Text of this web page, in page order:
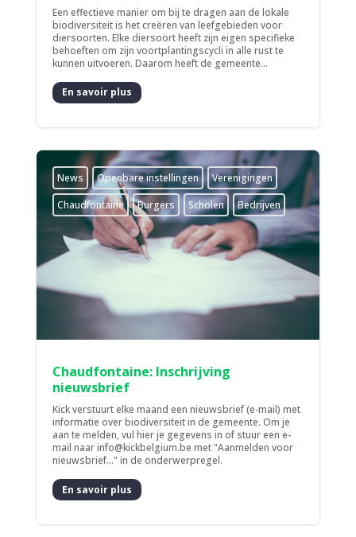
Een effectieve manier om bij te dragen aan de lokale
biodiversiteit is het creëren van leefgebieden voor
diersoorten. Elke diersoort heeft zijn eigen specifieke
behoeften om zijn voortplantingscycli in alle rust te
kunnen uitvoeren. Daarom heeft de gemeente...
En savoir plus
News ­Openbare instellingen
­Verenigingen
Chaudfontaine
Burgers Scholen Bedrijven
Chaudfontaine: Inschrijving
nieuwsbrief
Kick verstuurt elke maand een nieuwsbrief (e-mail) met
informatie over biodiversiteit in de gemeente. Om je
aan te melden, vul hier je gegevens in of stuur een e-
mail naar info@kickbelgium.be met "Aanmelden voor
nieuwsbrief..." in de onderwerpregel.
En savoir plus